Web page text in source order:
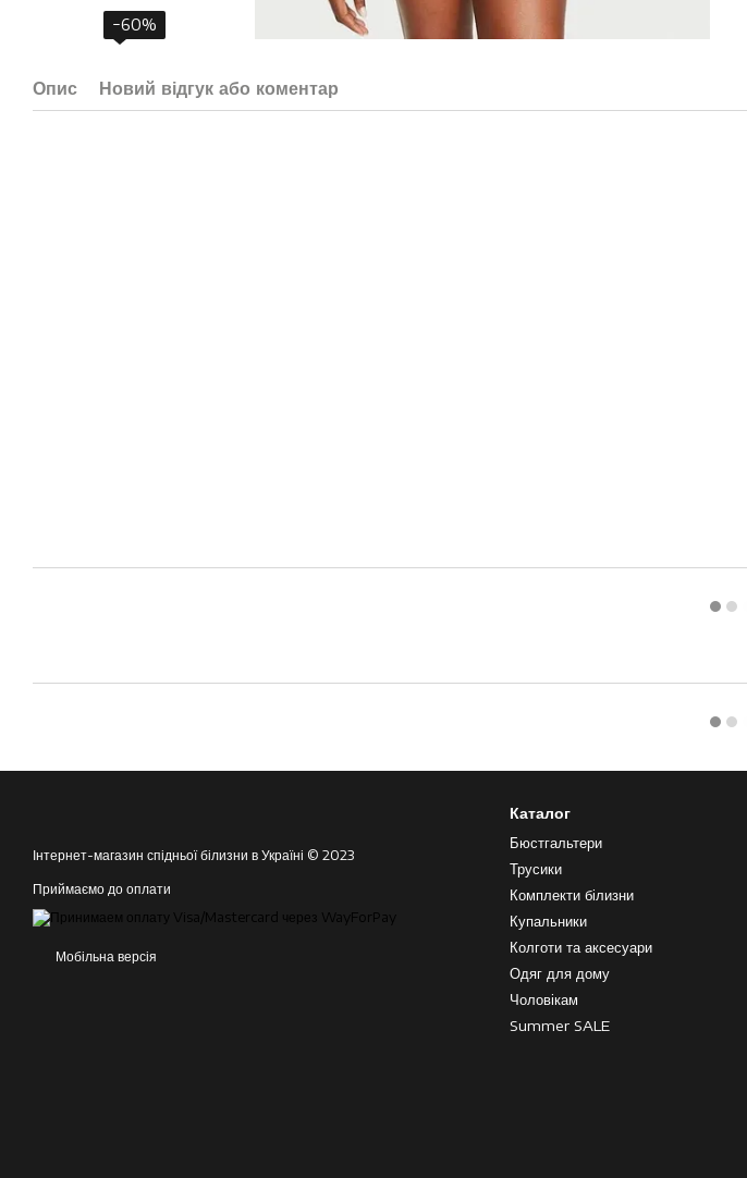
−60%
Опис Новий відгук або коментар
Інтернет-магазин спідньої білизни в Україні © 2023
Приймаємо до оплати
Мобільна версія
Каталог
Бюстгальтери
Трусики
Комплекти білизни
Купальники
Колготи та аксесуари
Одяг для дому
Чоловікам
Summer SALE